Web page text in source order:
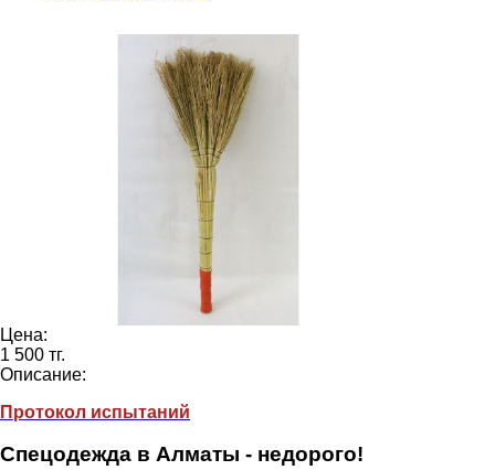
Цена:
1 500 тг.
Описание:
Протокол испытаний
Спецодежда в Алматы - недорого!